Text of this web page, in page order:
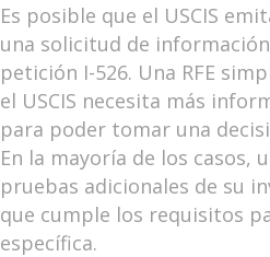
Es posible que el USCIS
una solicitud de
petición I-526. Una RFE
el USCIS necesita más
para poder tomar una
En la mayoría de los casos,
pruebas adicionales de su
que cumple los requisitos
específica.